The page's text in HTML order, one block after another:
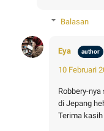
Balasan
Eya
10 Februari
Robbery-
di Jepang
Terima